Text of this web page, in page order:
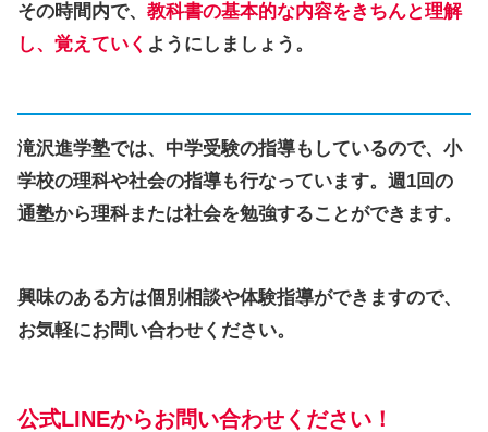
その時間内で、 教科書の基本的な内容をきちんと理解
し、覚えていく ようにしましょう。
滝沢進学塾では、中学受験の指導もしているので、小
学校の理科や社会の指導も行なっています。週1回の
通塾から理科または社会を勉強することができます。
興味のある方は個別相談や体験指導ができますので、
お気軽にお問い合わせください。
公式LINEからお問い合わせください！